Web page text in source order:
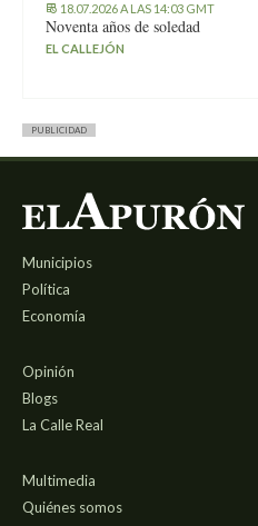
18.07.2026 A LAS 14:03 GMT
Noventa años de soledad
EL CALLEJÓN
PUBLICIDAD
Municipios
Política
Economía
Opinión
Blogs
La Calle Real
Multimedia
Quiénes somos